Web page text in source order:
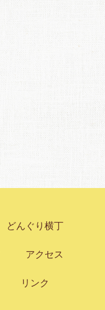
どんぐり横丁
アクセス
リンク